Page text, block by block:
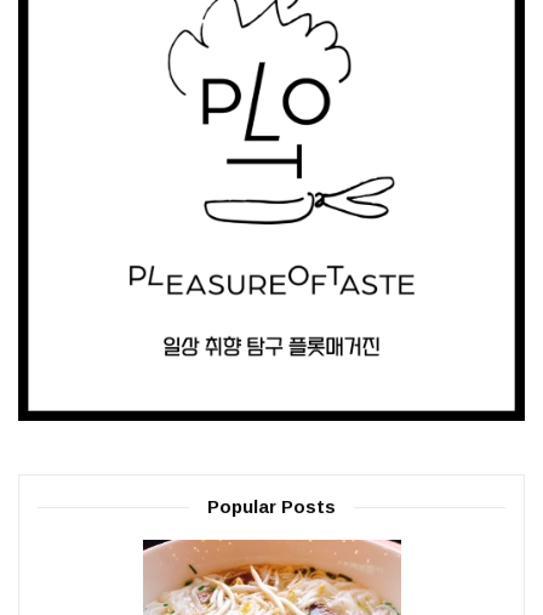
Popular Posts